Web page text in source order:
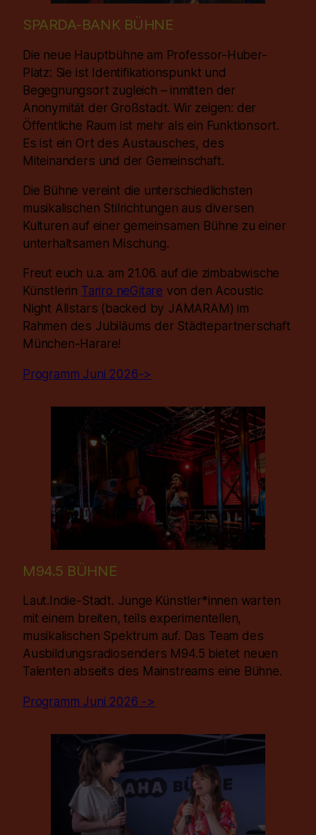
SPARDA-BANK BÜHNE
Die neue Hauptbühne am Professor-Huber-
Platz: Sie ist Identifikationspunkt und
Begegnungsort zugleich – inmitten der
Anonymität der Großstadt. Wir zeigen: der
Öffentliche Raum ist mehr als ein Funktionsort.
Es ist ein Ort des Austausches, des
Miteinanders und der Gemeinschaft.
Die Bühne vereint die unterschiedlichsten
musikalischen Stilrichtungen aus diversen
Kulturen auf einer gemeinsamen Bühne zu einer
unterhaltsamen Mischung.
Freut euch u.a. am 21.06. auf die zimbabwische
Künstlerin Tariro neGitare von den Acoustic
Night Allstars (backed by JAMARAM) im
Rahmen des Jubiläums der Städtepartnerschaft
München-Harare!
Programm Juni 2026->
M94.5 BÜHNE
Laut.Indie-Stadt. Junge Künstler*innen warten
mit einem breiten, teils experimentellen,
musikalischen Spektrum auf. Das Team des
Ausbildungsradiosenders M94.5 bietet neuen
Talenten abseits des Mainstreams eine Bühne.
Programm Juni 2026 ->